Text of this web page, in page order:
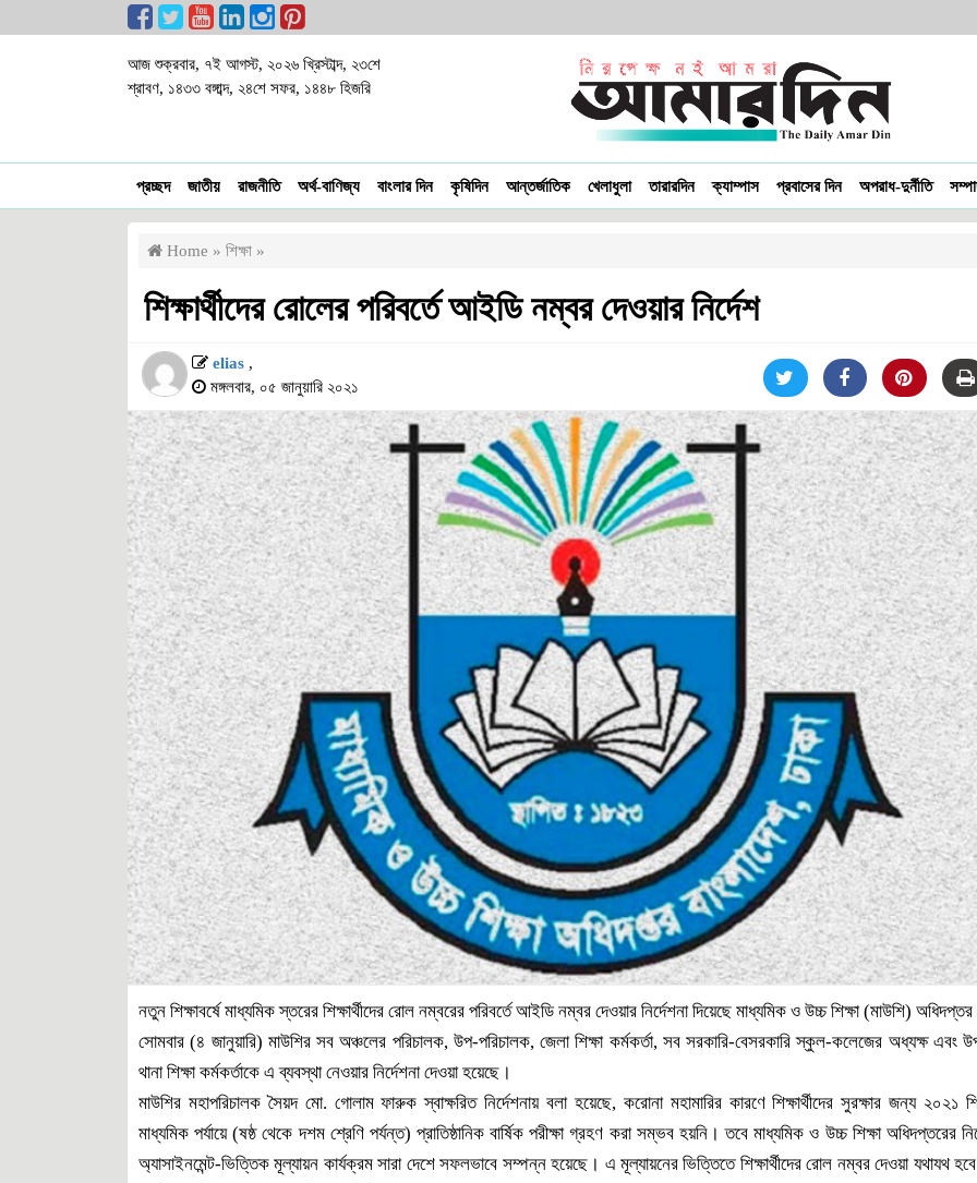
আজ শুক্রবার, ৭ই আগস্ট, ২০২৬ খ্রিস্টাব্দ, ২৩শে
শ্রাবণ, ১৪৩৩ বঙ্গাব্দ, ২৪শে সফর, ১৪৪৮ হিজরি
প্রচ্ছদ জাতীয় রাজনীতি অর্থ-বাণিজ্য বাংলার দিন কৃষিদিন আন্তর্জাতিক খেলাধুলা তারারদিন ক্যাম্পাস প্রবাসের দিন অপরাধ-দুর্নীতি
Home » শিক্ষা »
শিক্ষার্থীদের রোলের পরিবর্তে আইডি নম্বর দেওয়ার নির্দেশ
elias ,
মঙ্গলবার, ০৫ জানুয়ারি ২০২১
নতুন শিক্ষাবর্ষে মাধ্যমিক স্তরের শিক্ষার্থীদের রোল নম্বরের পরিবর্তে আইডি নম্বর দেওয়ার নির্দেশনা দিয়েছে মাধ্যমিক ও উচ্চ শিক্ষা (মাউশি)
সোমবার (৪ জানুয়ারি) মাউশির সব অঞ্চলের পরিচালক, উপ-পরিচালক, জেলা শিক্ষা কর্মকর্তা, সব সরকারি-বেসরকারি স্কুল-কলেজের অধ্যক্ষ এবং
থানা শিক্ষা কর্মকর্তাকে এ ব্যবস্থা নেওয়ার নির্দেশনা দেওয়া হয়েছে।
মাউশির মহাপরিচালক সৈয়দ মো. গোলাম ফারুক স্বাক্ষরিত নির্দেশনায় বলা হয়েছে, করোনা মহামারির কারণে শিক্ষার্থীদের সুরক্ষার জন্য ২০২১
মাধ্যমিক পর্যায়ে (ষষ্ঠ থেকে দশম শ্রেণি পর্যন্ত) প্রাতিষ্ঠানিক বার্ষিক পরীক্ষা গ্রহণ করা সম্ভব হয়নি। তবে মাধ্যমিক ও উচ্চ শিক্ষা অধিদপ্তরের
অ্যাসাইনমেন্ট-ভিত্তিক মূল্যায়ন কার্যক্রম সারা দেশে সফলভাবে সম্পন্ন হয়েছে। এ মূল্যায়নের ভিত্তিতে শিক্ষার্থীদের রোল নম্বর দেওয়া যথাযথ